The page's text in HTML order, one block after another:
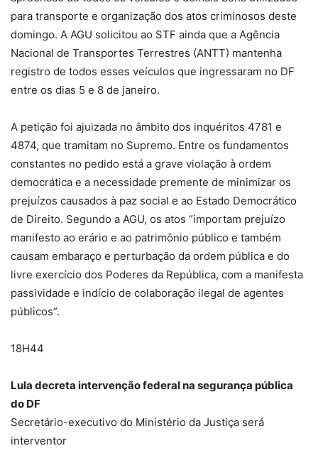
para transporte e organização dos atos criminosos deste
domingo. A AGU solicitou ao STF ainda que a Agência
Nacional de Transportes Terrestres (ANTT) mantenha
registro de todos esses veículos que ingressaram no DF
entre os dias 5 e 8 de janeiro.
A petição foi ajuizada no âmbito dos inquéritos 4781 e
4874, que tramitam no Supremo. Entre os fundamentos
constantes no pedido está a grave violação à ordem
democrática e a necessidade premente de minimizar os
prejuízos causados à paz social e ao Estado Democrático
de Direito. Segundo a AGU, os atos “importam prejuízo
manifesto ao erário e ao patrimônio público e também
causam embaraço e perturbação da ordem pública e do
livre exercício dos Poderes da República, com a manifesta
passividade e indício de colaboração ilegal de agentes
públicos”.
18H44
Lula decreta intervenção federal na segurança pública
do DF
Secretário-executivo do Ministério da Justiça será
interventor